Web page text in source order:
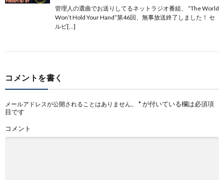
管理人の選曲でお送りしてるネットラジオ番組、 “The World
Won’t Hold Your Hand”第46回、無事放送終了しました！ セ
ルビ[…]
コメントを書く
メールアドレスが公開されることはありません。 *が付いている欄は必須項
目です
コメント